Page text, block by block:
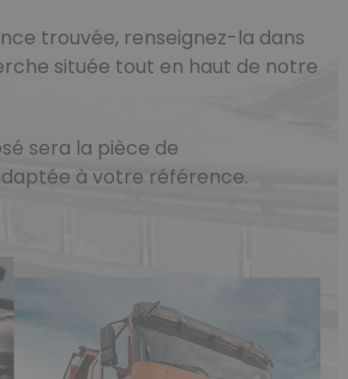
trouvée, renseignez-la dans
située tout en haut de notre
sera la pièce de
à votre référence.